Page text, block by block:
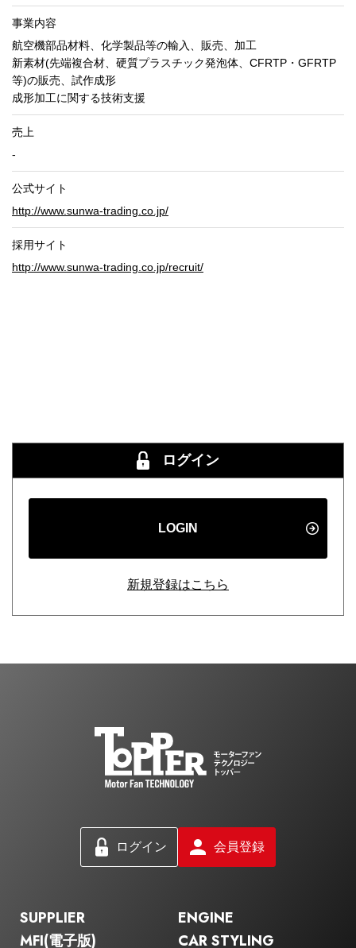
事業内容
航空機部品材料、化学製品等の輸入、販売、加工
新素材(先端複合材、硬質プラスチック発泡体、CFRTP・GFRTP
等)の販売、試作成形
成形加工に関する技術支援
売上
-
公式サイト
http://www.sunwa-trading.co.jp/
採用サイト
http://www.sunwa-trading.co.jp/recruit/
ログイン
LOGIN
新規登録はこちら
ログイン 会員登録
SUPPLIER
ENGINE
MFI(電子版)
CAR STYLING